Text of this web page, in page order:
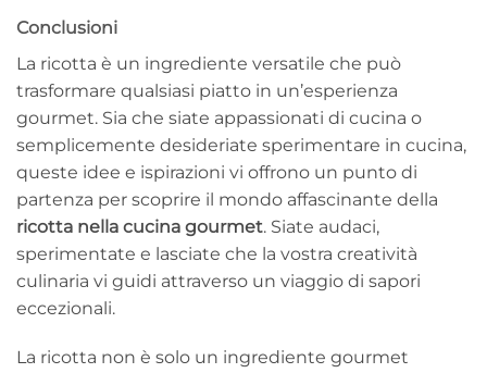
Conclusioni
La ricotta è un ingrediente versatile che può
trasformare qualsiasi piatto in un’esperienza
gourmet. Sia che siate appassionati di cucina o
semplicemente desideriate sperimentare in cucina,
queste idee e ispirazioni vi offrono un punto di
partenza per scoprire il mondo affascinante della
ricotta nella cucina gourmet. Siate audaci,
sperimentate e lasciate che la vostra creatività
culinaria vi guidi attraverso un viaggio di sapori
eccezionali.
La ricotta non è solo un ingrediente gourmet